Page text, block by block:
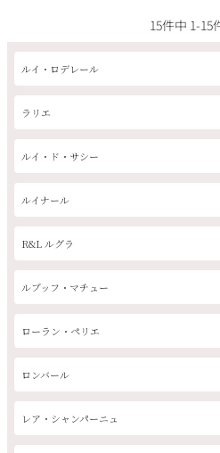
詳細
キャンペーン
ショッピングガイド
銘柄から探す
生産地から探す
種類で探す
15件中 1-15
ルイ・ロデレール
ラリエ
ルイ・ド・サシー
ルイナール
R&L ルグラ
ルブッフ・マチュー
ローラン・ペリエ
ロンバール
レア・シャンパーニュ